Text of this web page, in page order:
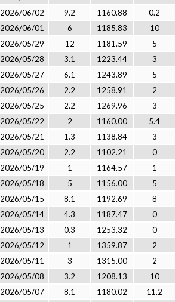
2026/06/02
9.2 1160.88 0.2
2026/06/01
6 1185.83 10
2026/05/29
12 1181.59 5
2026/05/28
3.1 1223.44 3
2026/05/27
6.1 1243.89 5
2026/05/26
2.2 1258.91 2
2026/05/25
2.2 1269.96 3
2026/05/22
2 1160.00 5.4
2026/05/21
1.3 1138.84 3
2026/05/20
2.2 1102.21 0
2026/05/19
1 1164.57 1
2026/05/18
5 1156.00 5
2026/05/15
8.1 1192.69 8
2026/05/14
4.3 1187.47 0
2026/05/13
0.3 1253.32 0
2026/05/12
1 1359.87 2
2026/05/11
3 1315.00 2
2026/05/08
3.2 1208.13 10
2026/05/07
8.1 1180.02 11.2